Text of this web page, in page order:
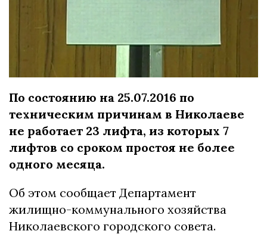
По состоянию на 25.07.2016 по
техническим причинам в Николаеве
не работает 23 лифта, из которых 7
лифтов со сроком простоя не более
одного месяца.
Об этом сообщает Департамент
жилищно-коммунального хозяйства
Николаевского городского совета.